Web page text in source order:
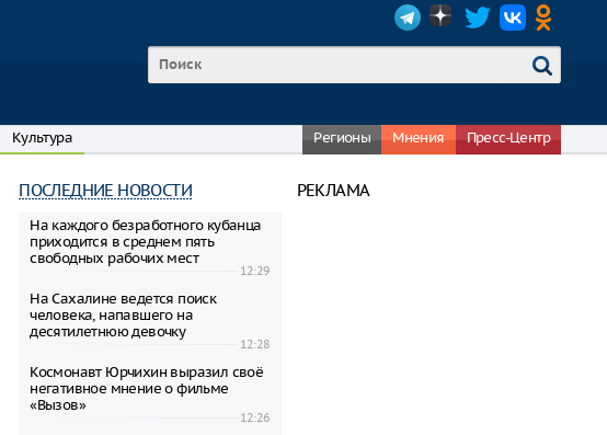
Культура Регионы Мнения Пресс-Центр
ПОСЛЕДНИЕ НОВОСТИ
На каждого безработного кубанца
приходится в среднем пять
свободных рабочих мест
12:29
На Сахалине ведется поиск
человека, напавшего на
десятилетнюю девочку
12:28
Космонавт Юрчихин выразил своё
негативное мнение о фильме
«Вызов»
12:26
РЕКЛАМА